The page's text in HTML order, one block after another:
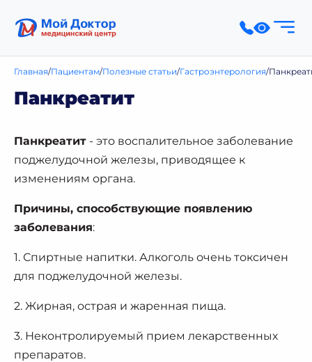
Главная Пациентам Полезные статьи Гастроэнтерология
Панкреатит
Панкреатит - это воспалительное заболевание
поджелудочной железы, приводящее к
изменениям органа.
Причины, способствующие появлению
заболевания:
1. Спиртные напитки. Алкоголь очень токсичен
для поджелудочной железы.
2. Жирная, острая и жаренная пища.
3. Неконтролируемый прием лекарственных
препаратов.